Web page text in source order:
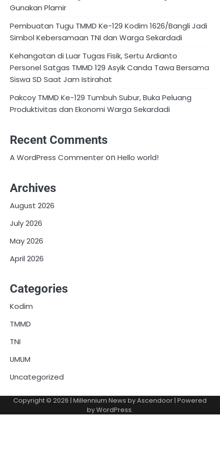
Gunakan Plamir
Pembuatan Tugu TMMD Ke-129 Kodim 1626/Bangli Jadi
Simbol Kebersamaan TNI dan Warga Sekardadi
Kehangatan di Luar Tugas Fisik, Sertu Ardianto
Personel Satgas TMMD 129 Asyik Canda Tawa Bersama
Siswa SD Saat Jam Istirahat
Pakcoy TMMD Ke-129 Tumbuh Subur, Buka Peluang
Produktivitas dan Ekonomi Warga Sekardadi
Recent Comments
A WordPress CommenteronHello world!
Archives
August 2026
July 2026
May 2026
April 2026
Categories
Kodim
TMMD
TNI
UMUM
Uncategorized
Copyright © 2026 | Millennium News byAscendoor | Powered
byWordPress.